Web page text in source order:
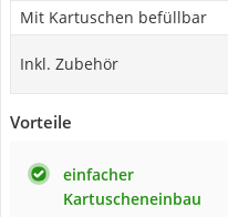
Mit Kartuschen befüllbar
Inkl. Zubehör
Vorteile
einfacher
Kartuscheneinbau